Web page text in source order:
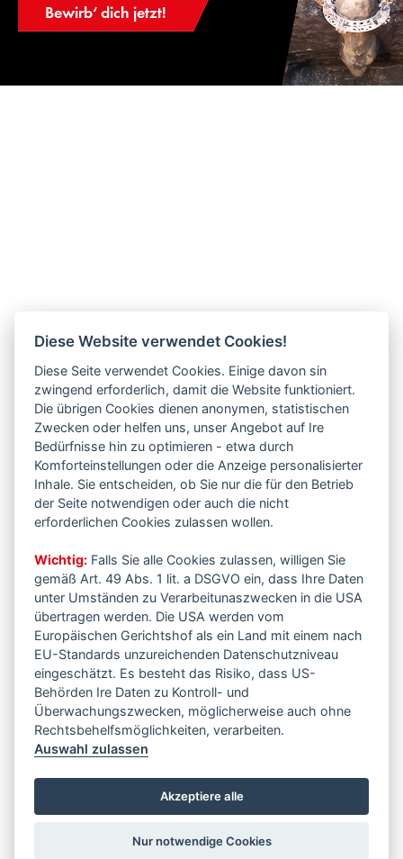
Bewirb‘ dich jetzt!
Diese Website verwendet Cookies!
Diese Seite verwendet Cookies. Einige davon sin
zwingend erforderlich, damit die Website funktioniert.
Die übrigen Cookies dienen anonymen, statistischen
Zwecken oder helfen uns, unser Angebot auf Ire
Bedürfnisse hin zu optimieren - etwa durch
Komforteinstellungen oder die Anzeige personalisierter
Inhale. Sie entscheiden, ob Sie nur die für den Betrieb
der Seite notwendigen oder auch die nicht
erforderlichen Cookies zulassen wollen.
Wichtig: Falls Sie alle Cookies zulassen, willigen Sie
gemäß Art. 49 Abs. 1 lit. a DSGVO ein, dass Ihre Daten
unter Umständen zu Verarbeitunaszwecken in die USA
übertragen werden. Die USA werden vom
Europäischen Gerichtshof als ein Land mit einem nach
EU-Standards unzureichenden Datenschutzniveau
eingeschätzt. Es besteht das Risiko, dass US-
Behörden Ire Daten zu Kontroll- und
Überwachungszwecken, möglicherweise auch ohne
Rechtsbehelfsmöglichkeiten, verarbeiten.
Auswahl zulassen
Akzeptiere alle
Nur notwendige Cookies